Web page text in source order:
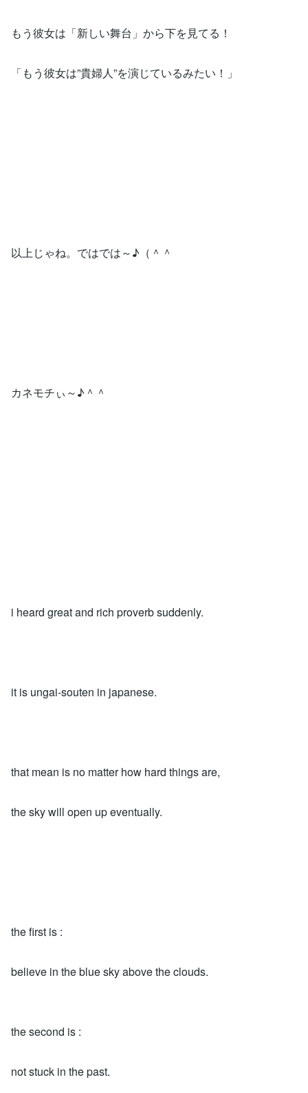
もう彼女は「新しい舞台」から下を見てる！
「もう彼女は”貴婦人”を演じているみたい！」
以上じゃね。ではでは～♪（＾＾
カネモチぃ～♪＾＾
i heard great and rich proverb suddenly.
it is ungai-souten in japanese.
that mean is no matter how hard things are,
the sky will open up eventually.
the first is :
believe in the blue sky above the clouds.
the second is :
not stuck in the past.